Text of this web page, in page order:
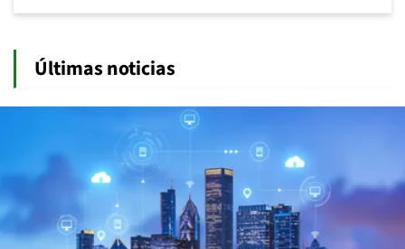
Últimas noticias